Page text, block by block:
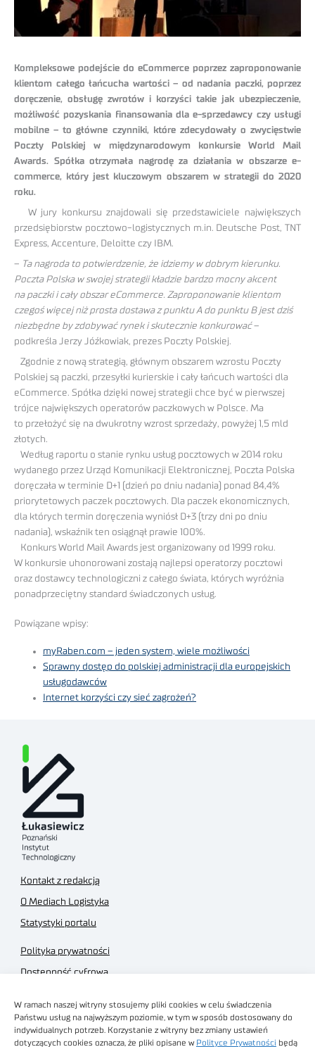
W ramach naszej witryny stosujemy pliki cookies w celu świadczenia
Państwu usług na najwyższym poziomie, w tym w sposób dostosowany do
indywidualnych potrzeb. Korzystanie z witryny bez zmiany ustawień
dotyczących cookies oznacza, że pliki opisane w Polityce Prywatności będą
Kompleksowe podejście do eCommerce poprzez zaproponowanie
klientom całego łańcucha wartości – od nadania paczki, poprzez
doręczenie, obsługę zwrotów i korzyści takie jak ubezpieczenie,
możliwość pozyskania finansowania dla e-sprzedawcy czy usługi
mobilne – to główne czynniki, które zdecydowały o zwycięstwie
Poczty Polskiej w międzynarodowym konkursie World Mail
Awards. Spółka otrzymała nagrodę za działania w obszarze e-
commerce, który jest kluczowym obszarem w strategii do 2020
roku.
W jury konkursu znajdowali się przedstawiciele największych
przedsiębiorstw pocztowo-logistycznych m.in. Deutsche Post, TNT
Express, Accenture, Deloitte czy IBM.
– Ta nagroda to potwierdzenie, że idziemy w dobrym kierunku.
Poczta Polska w swojej strategii kładzie bardzo mocny akcent
na paczki i cały obszar eCommerce. Zaproponowanie klientom
czegoś więcej niż prosta dostawa z punktu A do punktu B jest dziś
niezbędne by zdobywać rynek i skutecznie konkurować–
podkreśla Jerzy Jóźkowiak, prezes Poczty Polskiej.
Zgodnie z nową strategią, głównym obszarem wzrostu Poczty
Polskiej są paczki, przesyłki kurierskie i cały łańcuch wartości dla
eCommerce. Spółka dzięki nowej strategii chce być w pierwszej
trójce największych operatorów paczkowych w Polsce. Ma
to przełożyć się na dwukrotny wzrost sprzedaży, powyżej 1,5 mld
złotych.
Według raportu o stanie rynku usług pocztowych w 2014 roku
wydanego przez Urząd Komunikacji Elektronicznej, Poczta Polska
doręczała w terminie D+1 (dzień po dniu nadania) ponad 84,4%
priorytetowych paczek pocztowych. Dla paczek ekonomicznych,
dla których termin doręczenia wyniósł D+3 (trzy dni po dniu
nadania), wskaźnik ten osiągnął prawie 100%.
Konkurs World Mail Awards jest organizowany od 1999 roku.
W konkursie uhonorowani zostają najlepsi operatorzy pocztowi
oraz dostawcy technologiczni z całego świata, których wyróżnia
ponadprzeciętny standard świadczonych usług.
Powiązane wpisy:
myRaben.com – jeden system, wiele możliwości
Sprawny dostęp do polskiej administracji dla europejskich
usługodawców
Internet korzyści czy sieć zagrożeń?
Kontakt z redakcją
O Mediach Logistyka
Statystyki portalu
Polityka prywatności
Dostępność cyfrowa
Regulamin sklepu